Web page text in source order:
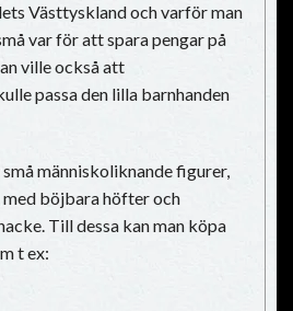
Västtyskland och varför man
var för att spara pengar på
ville också att
passa den lilla barnhanden
människoliknande figurer,
böjbara höfter och
Till dessa kan man köpa
t ex: